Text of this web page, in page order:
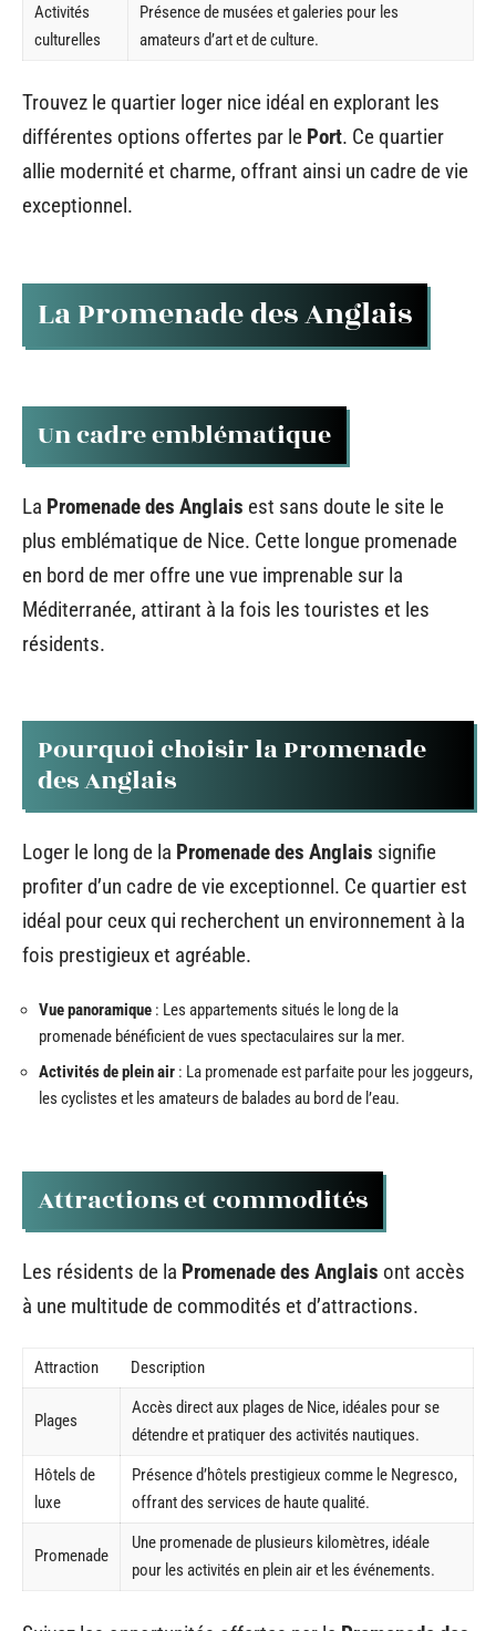
Activités
culturelles
Présence de musées et galeries pour les
amateurs d’art et de culture.
Trouvez le quartier loger nice idéal en explorant les
différentes options offertes par le Port. Ce quartier
allie modernité et charme, offrant ainsi un cadre de vie
exceptionnel.
La Promenade des Anglais
Un cadre emblématique
La Promenade des Anglais est sans doute le site le
plus emblématique de Nice. Cette longue promenade
en bord de mer offre une vue imprenable sur la
Méditerranée, attirant à la fois les touristes et les
résidents.
Pourquoi choisir la Promenade
des Anglais
Loger le long de la Promenade des Anglais signifie
profiter d’un cadre de vie exceptionnel. Ce quartier est
idéal pour ceux qui recherchent un environnement à la
fois prestigieux et agréable.
Vue panoramique : Les appartements situés le long de la
promenade bénéficient de vues spectaculaires sur la mer.
Activités de plein air : La promenade est parfaite pour les joggeurs,
les cyclistes et les amateurs de balades au bord de l’eau.
Attractions et commodités
Les résidents de la Promenade des Anglais ont accès
à une multitude de commodités et d’attractions.
Attraction Description
Plages
Accès direct aux plages de Nice, idéales pour se
détendre et pratiquer des activités nautiques.
Hôtels de
luxe
Présence d’hôtels prestigieux comme le Negresco,
offrant des services de haute qualité.
Promenade
Une promenade de plusieurs kilomètres, idéale
pour les activités en plein air et les événements.